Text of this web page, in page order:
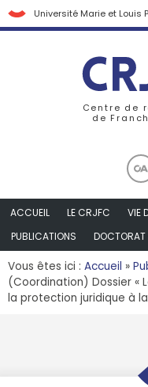
Université Marie et Louis
Centre de
de
ACCUEIL LE CRJFC VIE
PUBLICATIONS
DOCTORAT
Vous êtes ici : Accueil »
(Coordination) Dossier «
la protection juridique à